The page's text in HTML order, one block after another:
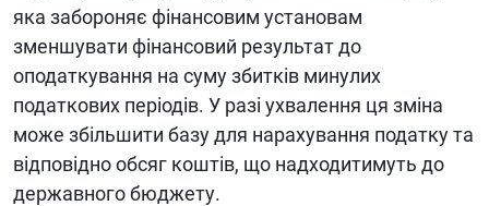
яка забороняє фінансовим установам
зменшувати фінансовий результат до
оподаткування на суму збитків минулих
податкових періодів. У разі ухвалення ця зміна
може збільшити базу для нарахування податку та
відповідно обсяг коштів, що надходитимуть до
державного бюджету.